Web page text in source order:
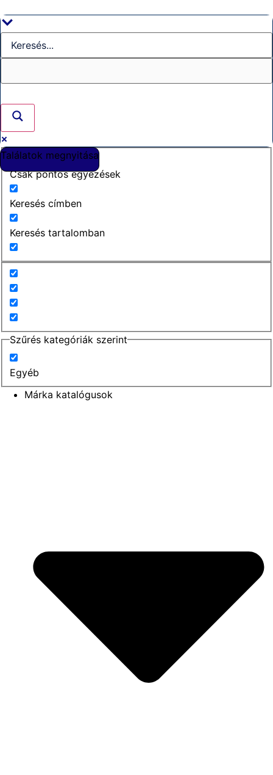
a
tartalomhoz
Találatok megnyitása
Csak pontos egyezések
Keresés címben
Keresés tartalomban
Szűrés kategóriák szerint
Egyéb
Márka katalógusok